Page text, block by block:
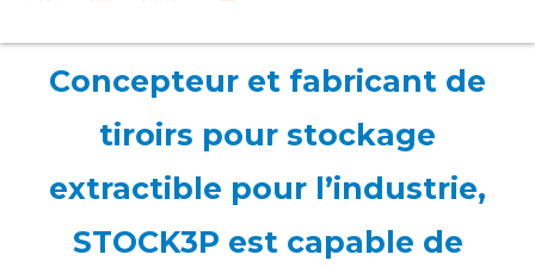
Concepteur et fabricant de
tiroirs pour stockage
extractible pour l’industrie,
STOCK3P est capable de